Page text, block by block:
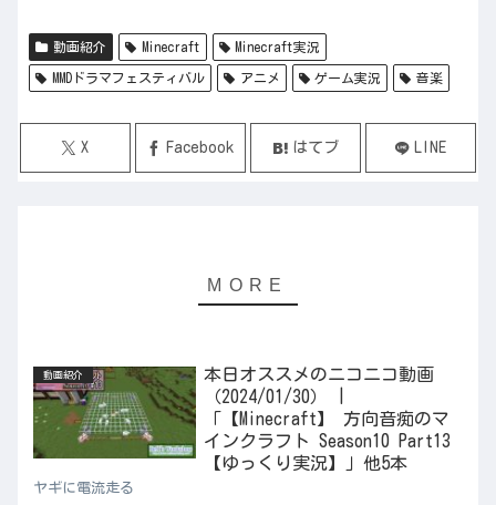
動画紹介 Minecraft Minecraft実況
MMDドラマフェスティバル アニメ ゲーム実況 音楽
X Facebook はてブ LINE
動画紹介
本日オススメのニコニコ動画
（2024/01/30） |
「【Minecraft】 方向音痴のマ
インクラフト Season10 Part13
【ゆっくり実況】」他5本
ヤギに電流走る